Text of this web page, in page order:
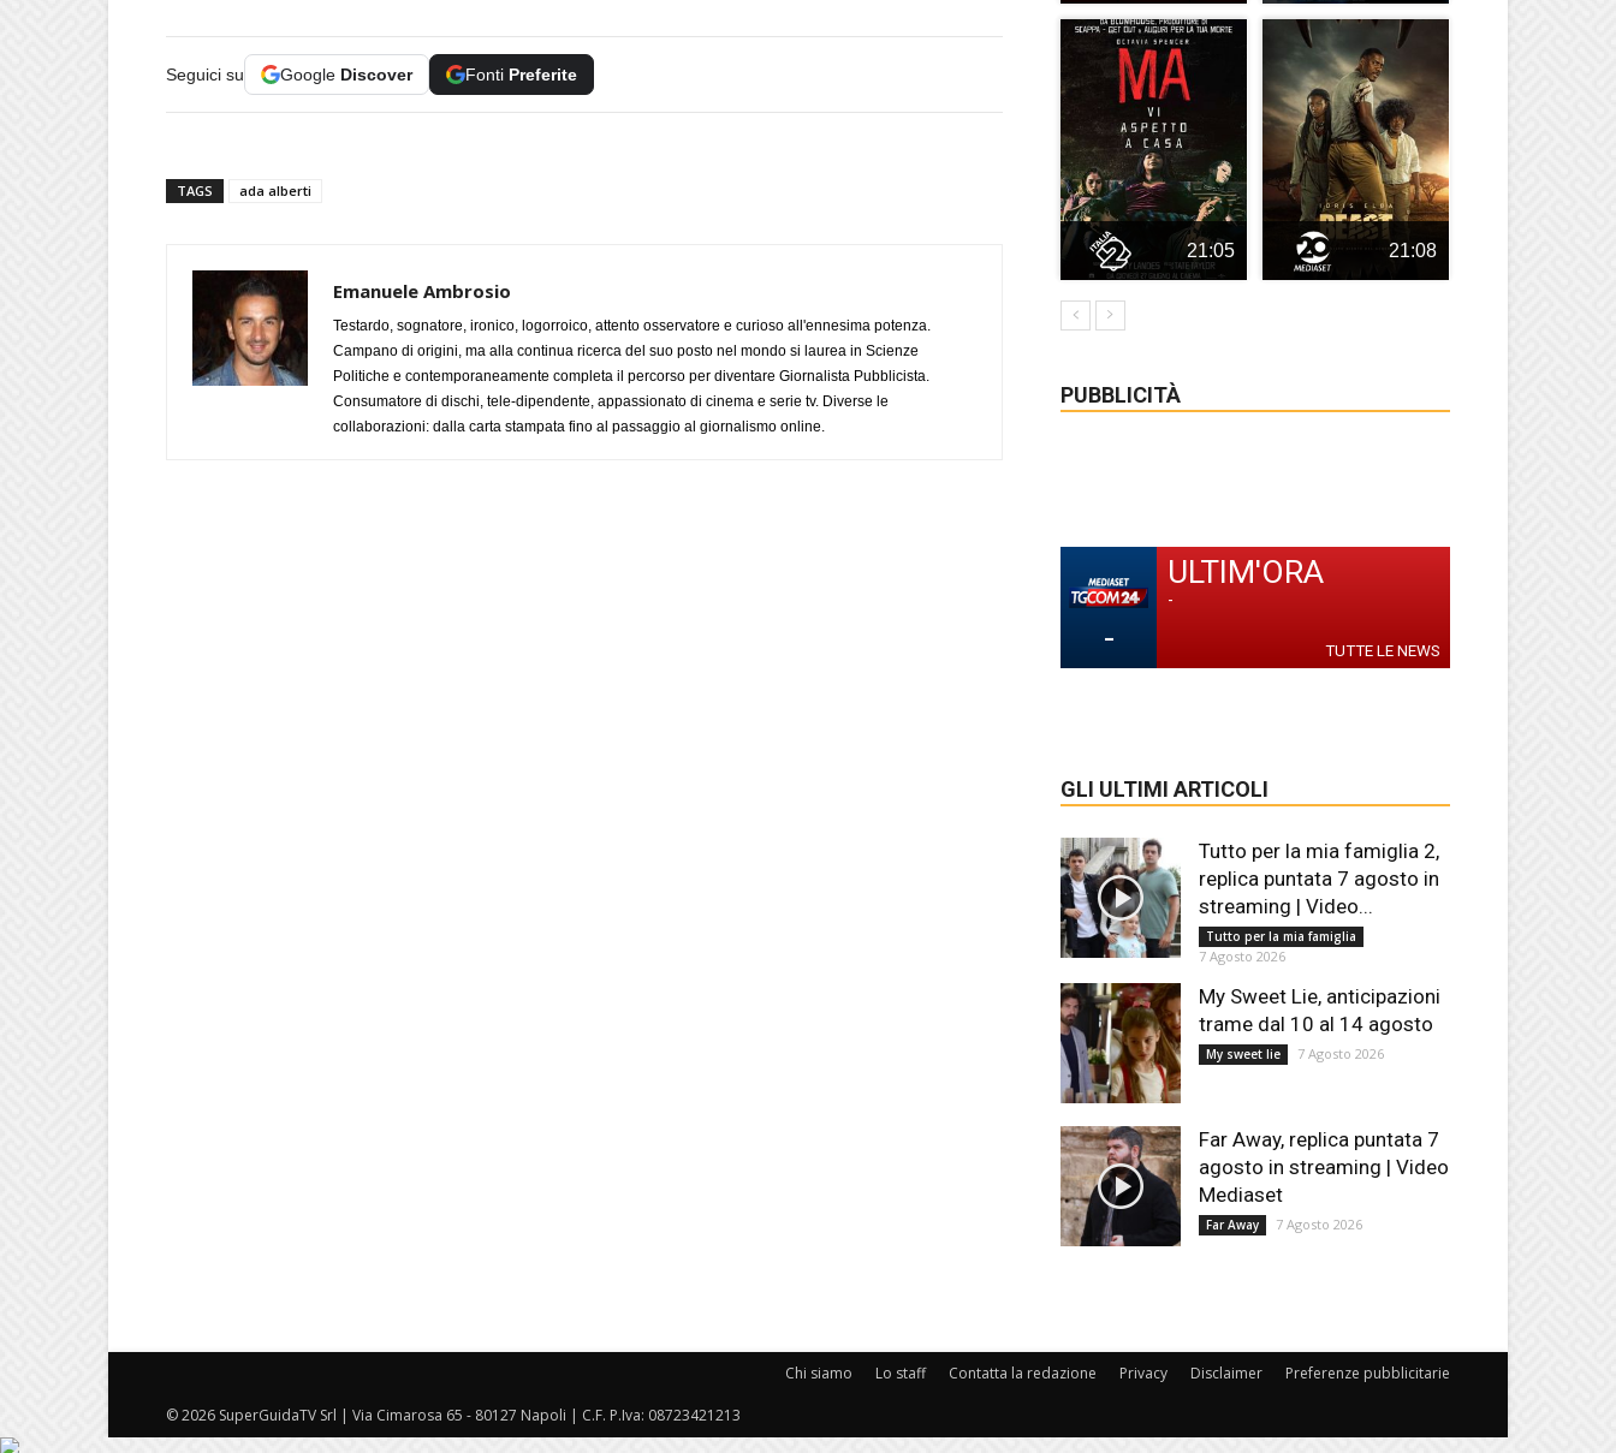
Seguici su Google Discover Fonti Preferite
TAGS ada alberti
Emanuele Ambrosio
Testardo, sognatore, ironico, logorroico, attento osservatore e curioso all'ennesima potenza.
Campano di origini, ma alla continua ricerca del suo posto nel mondo si laurea in Scienze
Politiche e contemporaneamente completa il percorso per diventare Giornalista Pubblicista.
Consumatore di dischi, tele-dipendente, appassionato di cinema e serie tv. Diverse le
collaborazioni: dalla carta stampata fino al passaggio al giornalismo online.
21:05 21:08
PUBBLICITÀ
-
ULTIM'ORA
-
TUTTE LE NEWS
GLI ULTIMI ARTICOLI
Tutto per la mia famiglia 2,
replica puntata 7 agosto in
streaming | Video...
Tutto per la mia famiglia
7 Agosto 2026
My Sweet Lie, anticipazioni
trame dal 10 al 14 agosto
My sweet lie 7 Agosto 2026
Far Away, replica puntata 7
agosto in streaming | Video
Mediaset
Far Away 7 Agosto 2026
Chi siamo Lo staff Contatta la redazione Privacy Disclaimer Preferenze pubblicitarie
© 2026 SuperGuidaTV Srl | Via Cimarosa 65 - 80127 Napoli | C.F. P.Iva: 08723421213